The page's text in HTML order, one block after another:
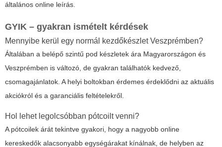
általános online leírás.
GYIK – gyakran ismételt kérdések
Mennyibe kerül egy normál kezdőkészlet Veszprémben?
Általában a belépő szintű pod készletek ára Magyarországon és
Veszprémben is változó, de gyakran találhatók kedvező,
csomagajánlatok. A helyi boltokban érdemes érdeklődni az aktuális
akciókról és a garanciális feltételekről.
Hol lehet legolcsóbban pótcoilt venni?
A pótcoilek árát tekintve gyakori, hogy a nagyobb online
kereskedők alacsonyabb egységárakat kínálnak, de helyben az